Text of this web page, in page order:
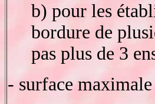
b) pour les
bordure de
pas plus de 3
- surface maximale